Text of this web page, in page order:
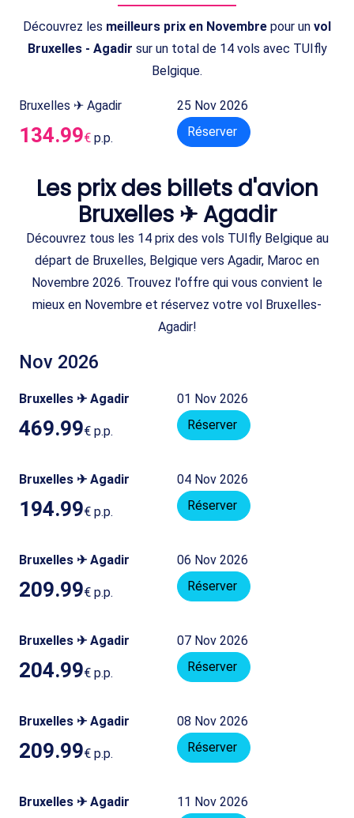
Découvrez les meilleurs prix en Novembre pour un vol
Bruxelles - Agadir sur un total de 14 vols avec TUIfly
Belgique.
Bruxelles ✈ Agadir 25 Nov 2026
134.99€ p.p. Réserver
Les prix des billets d'avion
Bruxelles ✈ Agadir
Découvrez tous les 14 prix des vols TUIfly Belgique au
départ de Bruxelles, Belgique vers Agadir, Maroc en
Novembre 2026. Trouvez l'offre qui vous convient le
mieux en Novembre et réservez votre vol Bruxelles-
Agadir!
Nov 2026
Bruxelles ✈ Agadir 01 Nov 2026
469.99€ p.p. Réserver
Bruxelles ✈ Agadir 04 Nov 2026
194.99€ p.p. Réserver
Bruxelles ✈ Agadir 06 Nov 2026
209.99€ p.p. Réserver
Bruxelles ✈ Agadir 07 Nov 2026
204.99€ p.p. Réserver
Bruxelles ✈ Agadir 08 Nov 2026
209.99€ p.p. Réserver
Bruxelles ✈ Agadir 11 Nov 2026